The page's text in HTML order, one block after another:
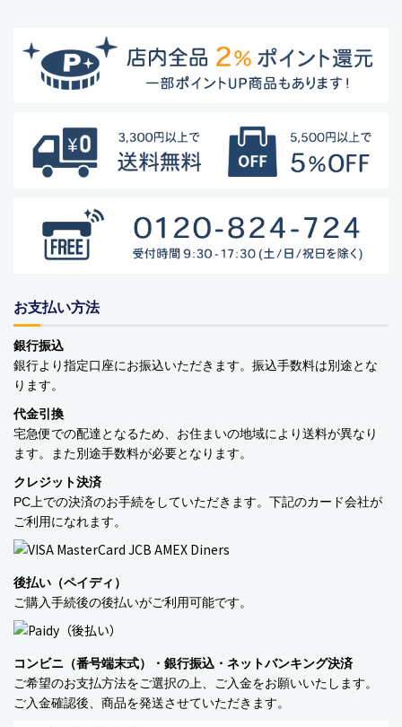
お支払い方法
銀行振込
銀行より指定口座にお振込いただきます。振込手数料は別途とな
ります。
代金引換
宅急便での配達となるため、お住まいの地域により送料が異なり
ます。また別途手数料が必要となります。
クレジット決済
PC上での決済のお手続をしていただきます。下記のカード会社が
ご利用になれます。
後払い（ペイディ）
ご購入手続後の後払いがご利用可能です。
コンビニ（番号端末式）・銀行振込・ネットバンキング決済
ご希望のお支払方法をご選択の上、ご入金をお願いいたします。
ご入金確認後、商品を発送させていただきます。